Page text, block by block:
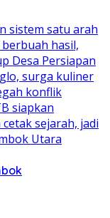
sistem satu arah
hasil,
Desa Persiapan
surga kuliner
konflik
siapkan
sejarah, jadi
Utara